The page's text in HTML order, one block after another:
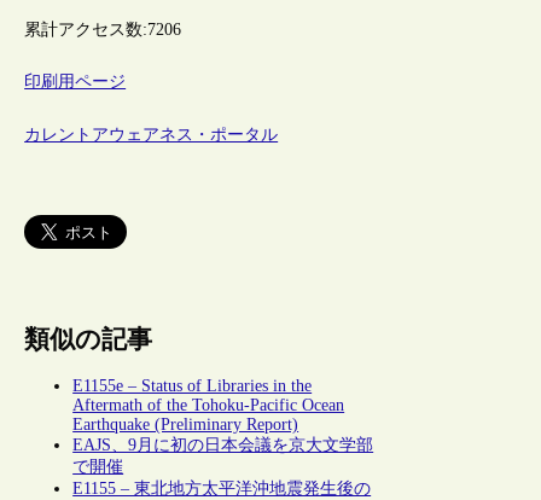
累計アクセス数:7206
印刷用ページ
カレントアウェアネス・ポータル
類似の記事
E1155e – Status of Libraries in the
Aftermath of the Tohoku-Pacific Ocean
Earthquake (Preliminary Report)
EAJS、9月に初の日本会議を京大文学部
で開催
E1155 – 東北地方太平洋沖地震発生後の